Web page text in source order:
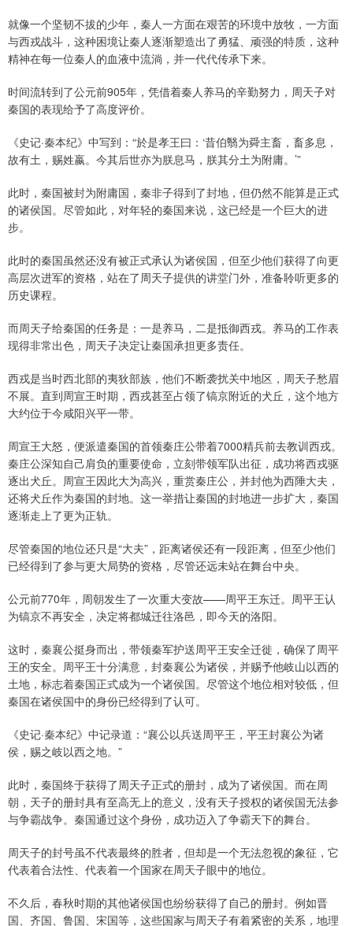
就像一个坚韧不拔的少年，秦人一方面在艰苦的环境中放牧，一方面
与西戎战斗，这种困境让秦人逐渐塑造出了勇猛、顽强的特质，这种
精神在每一位秦人的血液中流淌，并一代代传承下来。
时间流转到了公元前905年，凭借着秦人养马的辛勤努力，周天子对
秦国的表现给予了高度评价。
《史记·秦本纪》中写到：“於是孝王曰：‘昔伯翳为舜主畜，畜多息，
故有土，赐姓嬴。今其后世亦为朕息马，朕其分土为附庸。’”
此时，秦国被封为附庸国，秦非子得到了封地，但仍然不能算是正式
的诸侯国。尽管如此，对年轻的秦国来说，这已经是一个巨大的进
步。
此时的秦国虽然还没有被正式承认为诸侯国，但至少他们获得了向更
高层次进军的资格，站在了周天子提供的讲堂门外，准备聆听更多的
历史课程。
而周天子给秦国的任务是：一是养马，二是抵御西戎。养马的工作表
现得非常出色，周天子决定让秦国承担更多责任。
西戎是当时西北部的夷狄部族，他们不断袭扰关中地区，周天子愁眉
不展。直到周宣王时期，西戎甚至占领了镐京附近的犬丘，这个地方
大约位于今咸阳兴平一带。
周宣王大怒，便派遣秦国的首领秦庄公带着7000精兵前去教训西戎。
秦庄公深知自己肩负的重要使命，立刻带领军队出征，成功将西戎驱
逐出犬丘。周宣王因此大为高兴，重赏秦庄公，并封他为西陲大夫，
还将犬丘作为秦国的封地。这一举措让秦国的封地进一步扩大，秦国
逐渐走上了更为正轨。
尽管秦国的地位还只是“大夫”，距离诸侯还有一段距离，但至少他们
已经得到了参与更大局势的资格，尽管还远未站在舞台中央。
公元前770年，周朝发生了一次重大变故——周平王东迁。周平王认
为镐京不再安全，决定将都城迁往洛邑，即今天的洛阳。
这时，秦襄公挺身而出，带领秦军护送周平王安全迁徙，确保了周平
王的安全。周平王十分满意，封秦襄公为诸侯，并赐予他岐山以西的
土地，标志着秦国正式成为一个诸侯国。尽管这个地位相对较低，但
秦国在诸侯国中的身份已经得到了认可。
《史记·秦本纪》中记录道：“襄公以兵送周平王，平王封襄公为诸
侯，赐之岐以西之地。”
此时，秦国终于获得了周天子正式的册封，成为了诸侯国。而在周
朝，天子的册封具有至高无上的意义，没有天子授权的诸侯国无法参
与争霸战争。秦国通过这个身份，成功迈入了争霸天下的舞台。
周天子的封号虽不代表最终的胜者，但却是一个无法忽视的象征，它
代表着合法性、代表着一个国家在周天子眼中的地位。
不久后，春秋时期的其他诸侯国也纷纷获得了自己的册封。例如晋
国、齐国、鲁国、宋国等，这些国家与周天子有着紧密的关系，地理